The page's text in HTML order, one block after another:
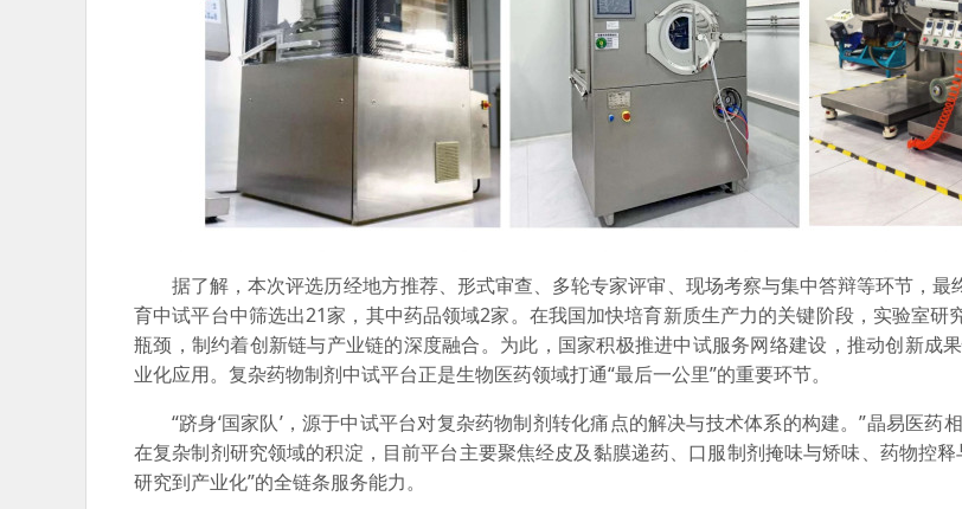
据了解，本次评选历经地方推荐、形式审查、多轮专家评审、现场考察与集中答辩等环节，最
育中试平台中筛选出21家，其中药品领域2家。在我国加快培育新质生产力的关键阶段，实验室研
瓶颈，制约着创新链与产业链的深度融合。为此，国家积极推进中试服务网络建设，推动创新成
业化应用。复杂药物制剂中试平台正是生物医药领域打通“最后一公里”的重要环节。
“跻身‘国家队’，源于中试平台对复杂药物制剂转化痛点的解决与技术体系的构建。”晶易医药
在复杂制剂研究领域的积淀，目前平台主要聚焦经皮及黏膜递药、口服制剂掩味与矫味、药物控
研究到产业化”的全链条服务能力。